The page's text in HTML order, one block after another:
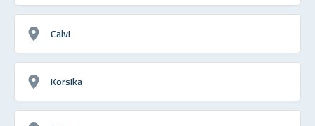
Calvi
Korsika